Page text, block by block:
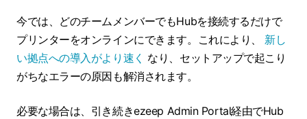
今では、どのチームメンバーでもHubを接続するだけで
プリンターをオンラインにできます。これにより、 新し
い拠点への導入がより速く なり、セットアップで起こり
がちなエラーの原因も解消されます。
必要な場合は、引き続きezeep Admin Portal経由でHub